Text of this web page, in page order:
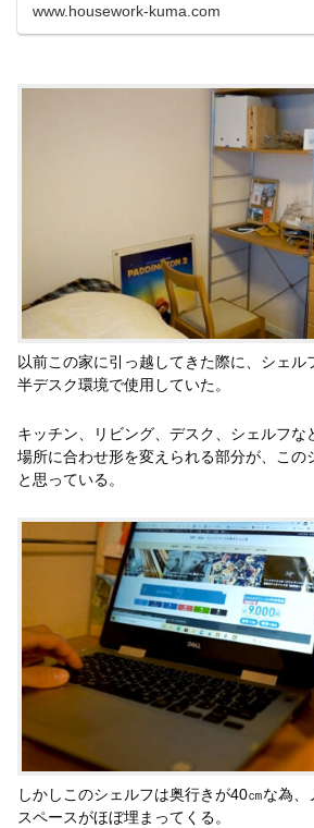
www.housework-kuma.com
以前この家に引っ越してきた際に、シェル
半デスク環境で使用していた。
キッチン、リビング、デスク、シェルフな
場所に合わせ形を変えられる部分が、この
と思っている。
しかしこのシェルフは奥行きが40㎝な為
スペースがほぼ埋まってくる。